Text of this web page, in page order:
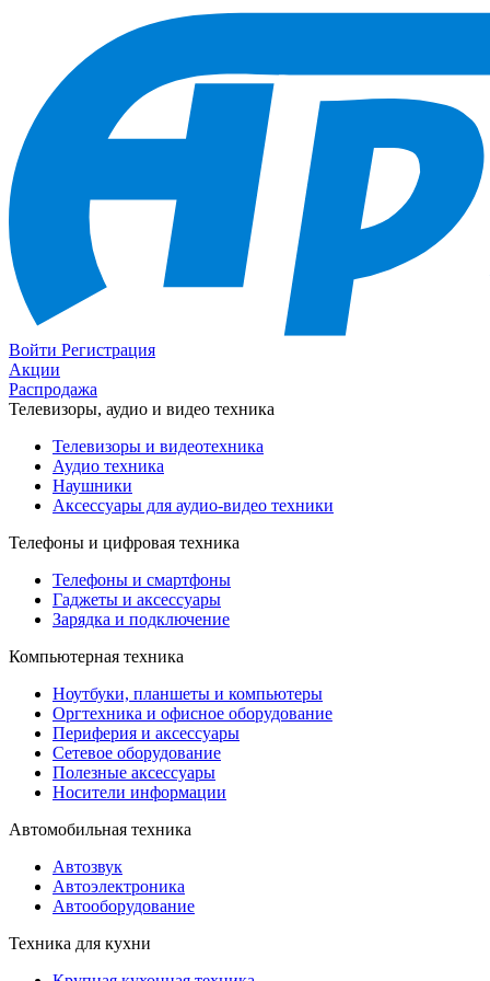
Войти Регистрация
Акции
Распродажа
Телевизоры, аудио и видео техника
Телевизоры и видеотехника
Аудио техника
Наушники
Аксессуары для аудио-видео техники
Телефоны и цифровая техника
Телефоны и смартфоны
Гаджеты и аксессуары
Зарядка и подключение
Компьютерная техника
Ноутбуки, планшеты и компьютеры
Оргтехника и офисное оборудование
Периферия и аксессуары
Cетевое оборудование
Полезные аксессуары
Носители информации
Автомобильная техника
Автозвук
Автоэлектроника
Автооборудование
Техника для кухни